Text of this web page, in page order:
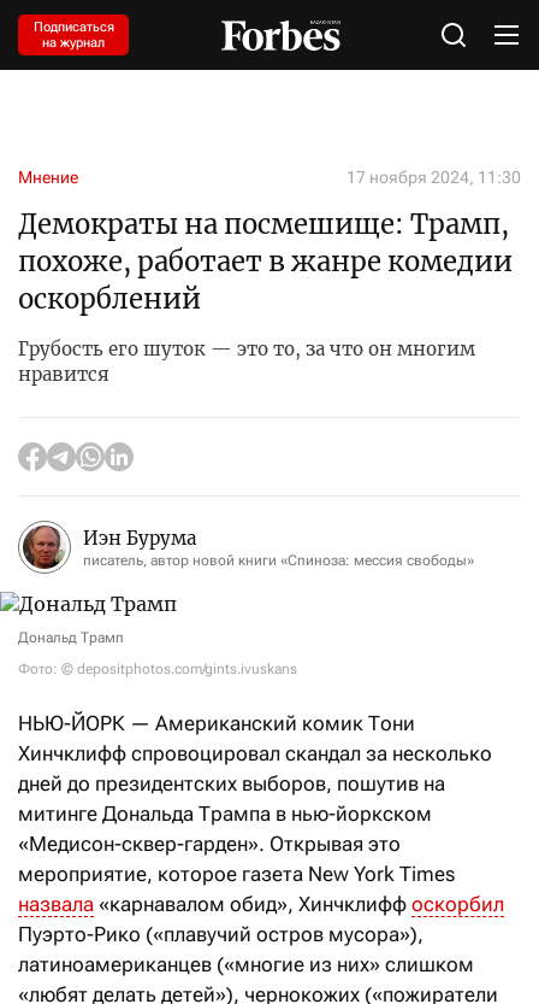
Подписаться
на журнал
Мнение 17 ноября 2024, 11:30
Демократы на посмешище: Трамп,
похоже, работает в жанре комедии
оскорблений
Грубость его шуток — это то, за что он многим
нравится
Иэн Бурума
писатель, автор новой книги «Спиноза: мессия свободы»
Дональд Трамп
Фото: © depositphotos.com/gints.ivuskans
НЬЮ-ЙОРК — Американский комик Тони
Хинчклифф спровоцировал скандал за несколько
дней до президентских выборов, пошутив на
митинге Дональда Трампа в нью-йоркском
«Медисон-сквер-гарден». Открывая это
мероприятие, которое газета New York Times
назвала «карнавалом обид», Хинчклифф оскорбил
Пуэрто-Рико («плавучий остров мусора»),
латиноамериканцев («многие из них» слишком
«любят делать детей»), чернокожих («пожиратели